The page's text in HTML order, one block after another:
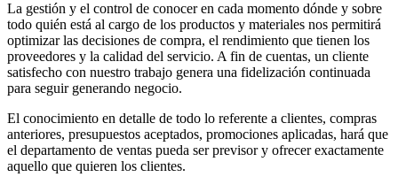
La gestión y el control de conocer en cada momento dónde y sobre
todo quién está al cargo de los productos y materiales nos permitirá
optimizar las decisiones de compra, el rendimiento que tienen los
proveedores y la calidad del servicio. A fin de cuentas, un cliente
satisfecho con nuestro trabajo genera una fidelización continuada
para seguir generando negocio.
El conocimiento en detalle de todo lo referente a clientes, compras
anteriores, presupuestos aceptados, promociones aplicadas, hará que
el departamento de ventas pueda ser previsor y ofrecer exactamente
aquello que quieren los clientes.